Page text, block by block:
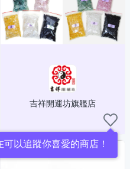
吉祥開運坊旗艦店
可以追蹤你喜愛的商店！